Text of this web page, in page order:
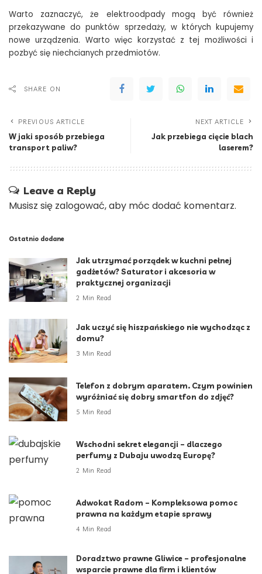
Warto zaznaczyć, że elektroodpady mogą być również
przekazywane do punktów sprzedaży, w których kupujemy
nowe urządzenia. Warto więc korzystać z tej możliwości i
pozbyć się niechcianych przedmiotów.
SHARE ON
PREVIOUS ARTICLE
W jaki sposób przebiega
transport paliw?
NEXT ARTICLE
Jak przebiega cięcie blach
laserem?
Leave a Reply
Musisz się zalogować, aby móc dodać komentarz.
Ostatnio dodane
Jak utrzymać porządek w kuchni pełnej
gadżetów? Saturator i akcesoria w
praktycznej organizacji
2 Min Read
Jak uczyć się hiszpańskiego nie wychodząc z
domu?
3 Min Read
Telefon z dobrym aparatem. Czym powinien
wyróżniać się dobry smartfon do zdjęć?
5 Min Read
Wschodni sekret elegancji – dlaczego
perfumy z Dubaju uwodzą Europę?
2 Min Read
Adwokat Radom – Kompleksowa pomoc
prawna na każdym etapie sprawy
4 Min Read
Doradztwo prawne Gliwice – profesjonalne
wsparcie prawne dla firm i klientów